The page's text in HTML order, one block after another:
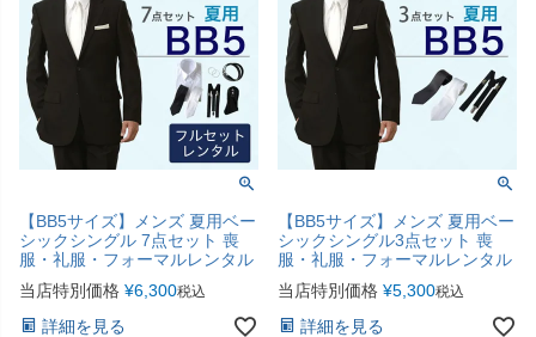
【BB5サイズ】メンズ 夏用ベー
シックシングル 7点セット 喪
服・礼服・フォーマルレンタル
当店特別価格 ¥6,300税込
詳細を見る
【BB5サイズ】メンズ 夏用ベー
シックシングル3点セット 喪
服・礼服・フォーマルレンタル
当店特別価格 ¥5,300税込
詳細を見る